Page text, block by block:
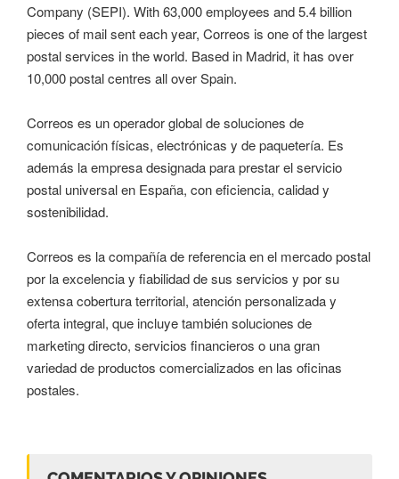
Company (SEPI). With 63,000 employees and 5.4 billion
pieces of mail sent each year, Correos is one of the largest
postal services in the world. Based in Madrid, it has over
10,000 postal centres all over Spain.
Correos es un operador global de soluciones de
comunicación físicas, electrónicas y de paquetería. Es
además la empresa designada para prestar el servicio
postal universal en España, con eficiencia, calidad y
sostenibilidad.
Correos es la compañía de referencia en el mercado postal
por la excelencia y fiabilidad de sus servicios y por su
extensa cobertura territorial, atención personalizada y
oferta integral, que incluye también soluciones de
marketing directo, servicios financieros o una gran
variedad de productos comercializados en las oficinas
postales.